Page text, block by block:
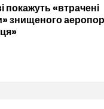
покажуть «втрачені
знищеного